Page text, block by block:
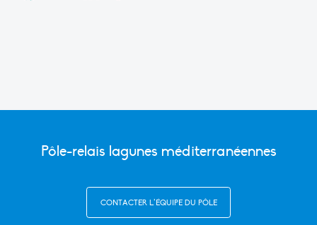
Pôle-relais lagunes méditerranéennes
CONTACTER L’ÉQUIPE DU PÔLE